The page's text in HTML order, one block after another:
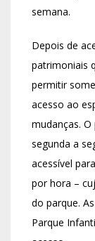
semana.
Depois de
patrimoniais
permitir
acesso ao
mudanças.
segunda a
acessível
por hora –
do parque.
Parque